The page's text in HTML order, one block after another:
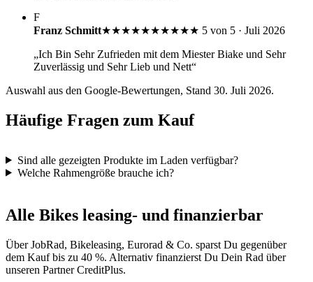
F
Franz Schmitt★★★★★★★★★★ 5 von 5 · Juli 2026
„Ich Bin Sehr Zufrieden mit dem Miester Biake und Sehr
Zuverlässig und Sehr Lieb und Nett“
Auswahl aus den Google-Bewertungen, Stand 30. Juli 2026.
Häufige Fragen zum Kauf
Sind alle gezeigten Produkte im Laden verfügbar?
Welche Rahmengröße brauche ich?
Alle Bikes leasing- und finanzierbar
Über JobRad, Bikeleasing, Eurorad & Co. sparst Du gegenüber
dem Kauf bis zu 40 %. Alternativ finanzierst Du Dein Rad über
unseren Partner CreditPlus.